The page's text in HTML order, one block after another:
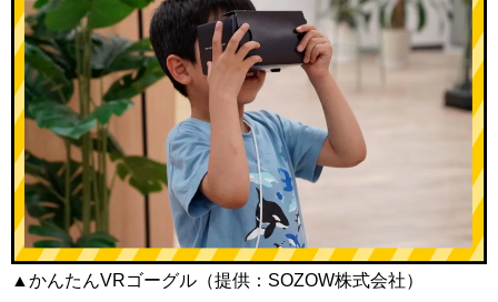
▲かんたんVRゴーグル（提供：SOZOW株式会社）